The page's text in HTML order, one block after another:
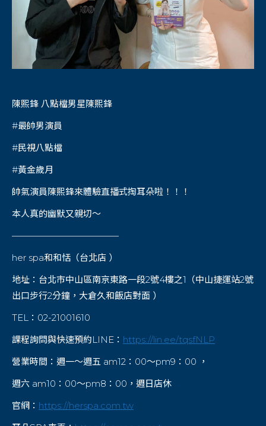
陳熙鋒 八點檔男星陳熙鋒
#最帥男演員
#民視八點檔
#黃金歲月
帥氣演員陳熙鋒來體驗直播式掏耳朵啦！！！
本人真的幽默又親切～
————————————
her spa和和恬（台北店 ）
地址：台北市中山區南京東路一段2號4樓之1（中山捷運站2號
出口步行2分鐘，大倉久和飯店對面 ）
TEL：02-21001610
課程詢問與快速預約LINE： https://lin.ee/tqsfNLP
營業時間：週一～週五 am12：00～pm9：00 ，
週六 am10：00～pm8：00，週日店休
官網： https://herspa.com.tw